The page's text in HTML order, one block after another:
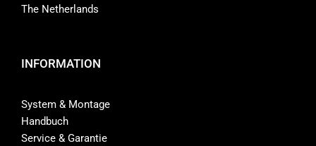
The Netherlands
INFORMATION
System & Montage
Handbuch
Service & Garantie